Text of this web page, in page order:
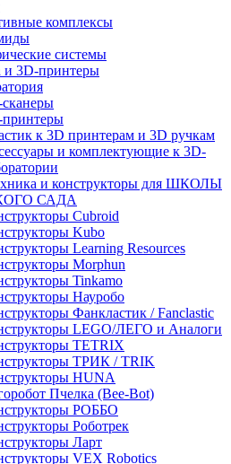
комплексы
системы
и 3D-принтеры
к 3D принтерам и 3D ручкам
и комплектующие к 3D-
и конструкторы для ШКОЛЫ
САДА
Cubroid
Kubo
Learning Resources
Morphun
Tinkamo
Науробо
Фанкластик / Fanclastic
LEGO/ЛЕГО и Аналоги
TETRIX
ТРИК / TRIK
HUNA
Пчелка (Bee-Bot)
РОББО
Роботрек
Ларт
VEX Robotics